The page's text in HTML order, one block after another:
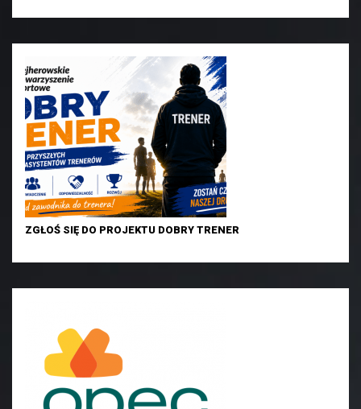
ZGŁOŚ SIĘ DO PROJEKTU DOBRY TRENER